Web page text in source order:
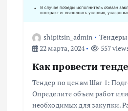
shipitsin_admin
Тендеры
22 марта, 2024
557
Как провести
Тендер по ценам Шаг 1:
Определите объем работ
необходимых для закупки.